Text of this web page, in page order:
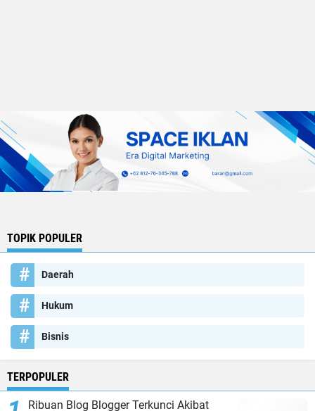
TOPIK POPULER
Daerah
Hukum
Bisnis
TERPOPULER
Ribuan Blog Blogger Terkunci Akibat